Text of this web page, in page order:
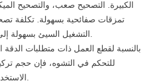
الكبيرة. التصحيح صعب، والتصحيح
تمزقات صفائحية بسهولة. تكلفة
بالنسبة لقطع العمل ذات متطلبات الدقة
للتحكم في التشوه، فإن حجم